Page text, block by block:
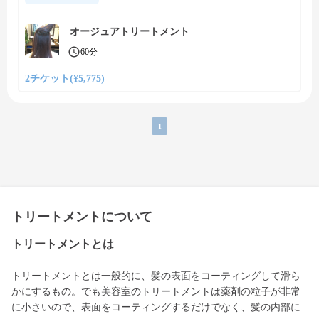
オージュアトリートメント
60分
2チケット(¥5,775)
1
トリートメントについて
トリートメントとは
トリートメントとは一般的に、髪の表面をコーティングして滑ら
かにするもの。でも美容室のトリートメントは薬剤の粒子が非常
に小さいので、表面をコーティングするだけでなく、髪の内部に